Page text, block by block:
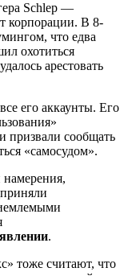
Schlep —
корпорации. В 8-
что едва
охотиться
арестовать
его аккаунты. Его
призвали сообщать
«самосудом».
.
тоже считают, что